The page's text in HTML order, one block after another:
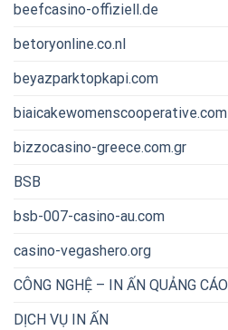
beefcasino-offiziell.de
betoryonline.co.nl
beyazparktopkapi.com
biaicakewomenscooperative.com
bizzocasino-greece.com.gr
BSB
bsb-007-casino-au.com
casino-vegashero.org
CÔNG NGHỆ – IN ẤN QUẢNG CÁO
DỊCH VỤ IN ẤN